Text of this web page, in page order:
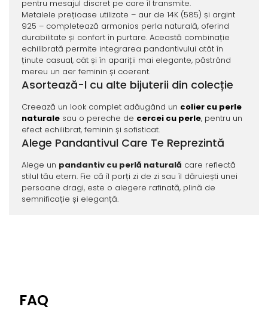
pentru mesajul discret pe care îl transmite.
Metalele prețioase utilizate – aur de 14K (585) și argint
925 – completează armonios perla naturală, oferind
durabilitate și confort în purtare. Această combinație
echilibrată permite integrarea pandantivului atât în
ținute casual, cât și în apariții mai elegante, păstrând
mereu un aer feminin și coerent.
Asortează-l cu alte bijuterii din colecție
Creează un look complet adăugând un colier cu perle
naturalesau o pereche de cercei cu perle, pentru un
efect echilibrat, feminin și sofisticat.
Alege Pandantivul Care Te Reprezintă
Alege un pandantiv cu perlă naturală care reflectă
stilul tău etern. Fie că îl porți zi de zi sau îl dăruiești unei
persoane dragi, este o alegere rafinată, plină de
semnificație și eleganță.
FAQ